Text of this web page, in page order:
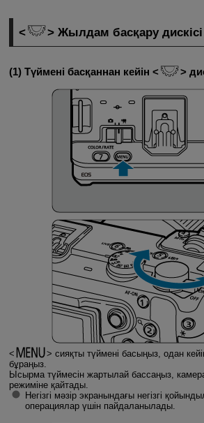
Жылдам басқару
(1) Түймені басқаннан кейін
сияқты түймені басыңыз, одан
бұраңыз.
Ысырма түймесін жартылай бассаңыз, камера
режиміне қайтады.
Негізгі мәзір экранындағы негізгі
операциялар үшін пайдаланылады.